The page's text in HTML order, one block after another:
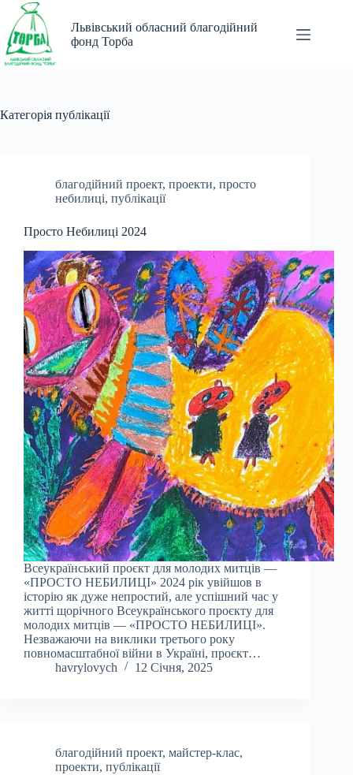
Перейти
вмісту
Львівський обласний благодійний
фонд Торба
Категорія публікації
благодійний проект, проекти, просто
небилиці, публікації
Просто Небилиці 2024
Всеукраїнський проєкт для молодих митців —
«ПРОСТО НЕБИЛИЦІ» 2024 рік увійшов в
історію як дуже непростий, але успішний час у
житті щорічного Всеукраїнського проєкту для
молодих митців — «ПРОСТО НЕБИЛИЦІ».
Незважаючи на виклики третього року
повномасштабної війни в Україні, проєкт…
havrylovych
12 Січня, 2025
благодійний проект, майстер-клас,
проекти, публікації